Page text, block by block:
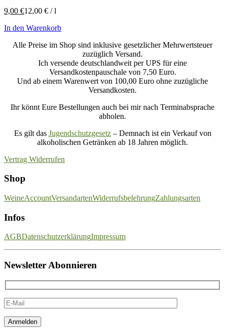
9,00 €12,00 € /l
In den Warenkorb
Alle Preise im Shop sind inklusive gesetzlicher Mehrwertsteuer
zuzüglich Versand.
Ich versende deutschlandweit per UPS für eine
Versandkostenpauschale von 7,50 Euro.
Und ab einem Warenwert von 100,00 Euro ohne zuzügliche
Versandkosten.
Ihr könnt Eure Bestellungen auch bei mir nach Terminabsprache
abholen.
Es gilt das Jugendschutzgesetz– Demnach ist ein Verkauf von
alkoholischen Getränken ab 18 Jahren möglich.
Vertrag Widerrufen
Shop
WeineAccountVersandartenWiderrufsbelehrungZahlungsarten
Infos
AGBDatenschutzerklärungImpressum
Newsletter Abonnieren